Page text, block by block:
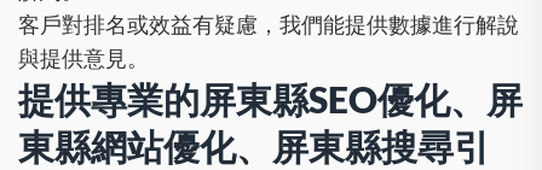
客戶對排名或效益有疑慮，我們能提供數據進行解說
與提供意見。
提供專業的屏東縣SEO優化、屏
東縣網站優化、屏東縣搜尋引